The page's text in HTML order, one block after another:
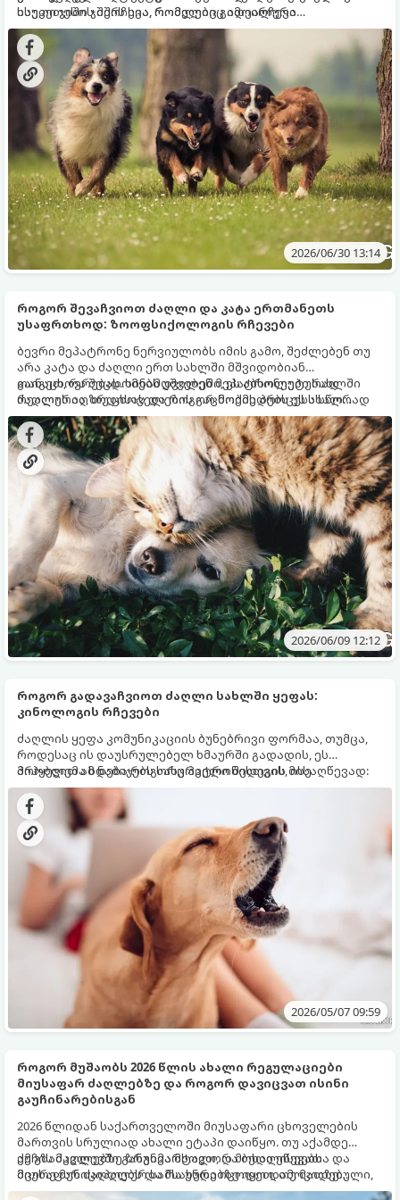
ისეთი ჯიშის შერჩევა, რომელიც გამოირჩევა
გაწონასწორებული ხასიათით, ადვილად იწვრთნება და
არ საჭიროებს სპეციფიკურ, ზედმეტად რთულ მოვლას.
საუკეთესო ჯიშის სია, რომლებიც იდეალური
პარტნიორები გახდებიან დამწყები მფლობელებისთვის.
2026/06/30 13:14
როგორ შევაჩვიოთ ძაღლი და კატა ერთმანეთს
უსაფრთხოდ: ზოოფსიქოლოგის რჩევები
ბევრი მეპატრონე ნერვიულობს იმის გამო, შეძლებენ თუ
არა კატა და ძაღლი ერთ სახლში მშვიდობიან
თანაცხოვრებას. სინამდვილეში, ეს აბსოლუტურად
რეალურია, თუ ცხოველების გაცნობის პროცესს სწორად
მიუდგებით. ამის შესახებ ცნობილმა ზოოფსიქოლოგმა
ისაუბრა.
გაიგეთ, რა შეცდომებს უშვებენ მეპატრონეები სახლში
ძაღლის აღზრდისას და როგორ მოქმედებს ეს ახალ
ბინადრებთან მის ურთიერთობაზე:
2026/06/09 12:12
როგორ გადავაჩვიოთ ძაღლი სახლში ყეფას:
კინოლოგის რჩევები
ძაღლის ყეფა კომუნიკაციის ბუნებრივი ფორმაა, თუმცა,
როდესაც ის დაუსრულებელ ხმაურში გადადის, ეს
პრობლემა ხდება როგორც პატრონისთვის, ისე
მეზობლებისთვის. იმისათვის, რომ ძაღლი გადააჩვიოთ
უმიზეზოდ ყეფას, პირველ რიგში უნდა გაიგოთ მისი
გამომწვევი მიზეზი და იმოქმედოთ თანმიმდევრულად.
მიჰყევით ამ ნაბიჯებს სასურველი შედეგის მისაღწევად:
2026/05/07 09:59
როგორ მუშაობს 2026 წლის ახალი რეგულაციები
მიუსაფარ ძაღლებზე და როგორ დავიცვათ ისინი
გაუჩინარებისგან
2026 წლიდან საქართველოში მიუსაფარი ცხოველების
მართვის სრულიად ახალი ეტაპი დაიწყო. თუ აქამდე
ქუჩის ძაღლებზე ზრუნვა მხოლოდ მოხალისეებსა და
მცირე მუნიციპალურ სამსახურებზე იყო დამოკიდებული,
ახალი კანონმდებლობა აწესებს მკაცრ წესებს როგორც
ამ გზამკვლევში განგიმარტავთ, რა ბედი ეწევათ
მიუსაფარ ძაღლებს და რა უნდა იცოდეთ, თუ მათზე
ზრუნავთ.